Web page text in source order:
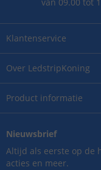
Over LedstripKoning
Product informatie
Klantenservice
van 09.00 tot
Nieuwsbrief
Altijd als eerste op de
acties en meer.